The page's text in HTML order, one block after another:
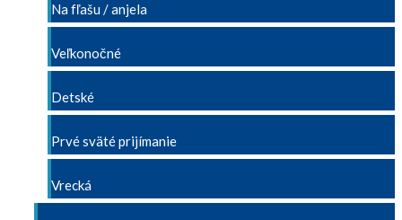
Na fľašu / anjela
Veľkonočné
Detské
Prvé sväté prijímanie
Vrecká